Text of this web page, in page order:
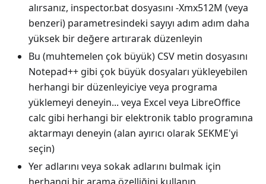
alırsanız, inspector.bat dosyasını -Xmx512M (veya
benzeri) parametresindeki sayıyı adım adım daha
yüksek bir değere artırarak düzenleyin
Bu (muhtemelen çok büyük) CSV metin dosyasını
Notepad++ gibi çok büyük dosyaları yükleyebilen
herhangi bir düzenleyiciye veya programa
yüklemeyi deneyin... veya Excel veya LibreOffice
calc gibi herhangi bir elektronik tablo programına
aktarmayı deneyin (alan ayırıcı olarak SEKME'yi
seçin)
Yer adlarını veya sokak adlarını bulmak için